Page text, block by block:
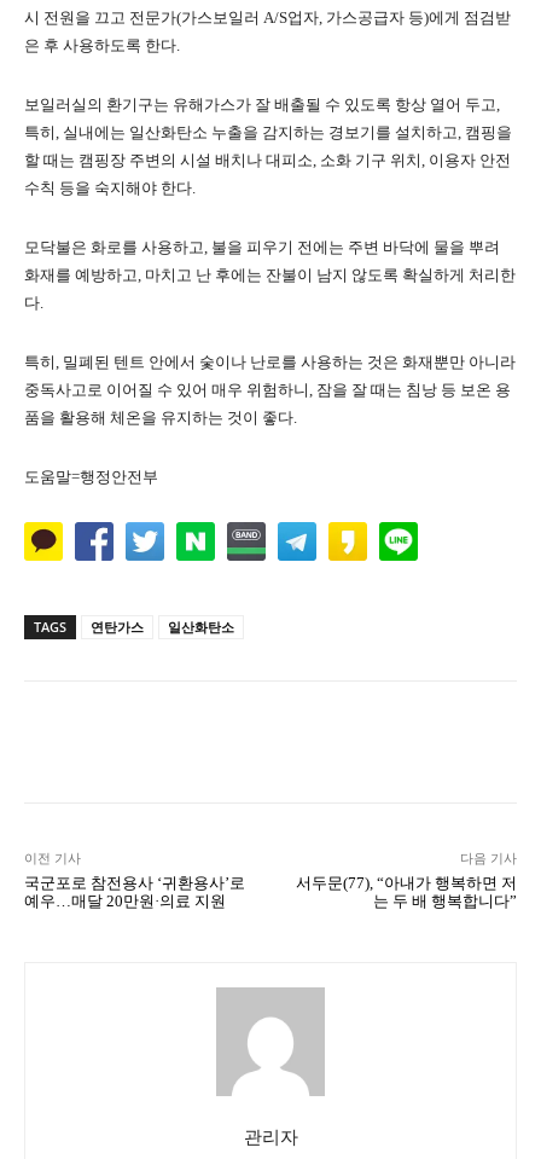
시 전원을 끄고 전문가(가스보일러 A/S업자, 가스공급자 등)에게 점검받
은 후 사용하도록 한다.
보일러실의 환기구는 유해가스가 잘 배출될 수 있도록 항상 열어 두고,
특히, 실내에는 일산화탄소 누출을 감지하는 경보기를 설치하고, 캠핑을
할 때는 캠핑장 주변의 시설 배치나 대피소, 소화 기구 위치, 이용자 안전
수칙 등을 숙지해야 한다.
모닥불은 화로를 사용하고, 불을 피우기 전에는 주변 바닥에 물을 뿌려
화재를 예방하고, 마치고 난 후에는 잔불이 남지 않도록 확실하게 처리한
다.
특히, 밀폐된 텐트 안에서 숯이나 난로를 사용하는 것은 화재뿐만 아니라
중독사고로 이어질 수 있어 매우 위험하니, 잠을 잘 때는 침낭 등 보온 용
품을 활용해 체온을 유지하는 것이 좋다.
도움말=행정안전부
TAGS 연탄가스 일산화탄소
이전 기사
국군포로 참전용사 ‘귀환용사’로
예우…매달 20만원·의료 지원
다음 기사
서두문(77), “아내가 행복하면 저
는 두 배 행복합니다”
관리자